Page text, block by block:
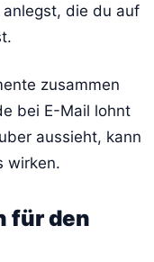
die du auf
zusammen
bei E-Mail lohnt
aussieht, kann
wirken.
für den